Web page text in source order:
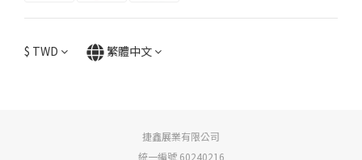
$ TWD 繁體中文
捷鑫展業有限公司
統一編號 60240216